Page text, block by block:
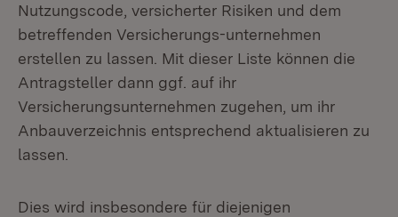
Nutzungscode, versicherter Risiken und dem
betreffenden Versicherungs-unternehmen
erstellen zu lassen. Mit dieser Liste können die
Antragsteller dann ggf. auf ihr
Versicherungsunternehmen zugehen, um ihr
Anbauverzeichnis entsprechend aktualisieren zu
lassen.
Dies wird insbesondere für diejenigen